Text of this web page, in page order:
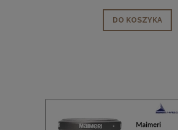
DO KOSZYKA